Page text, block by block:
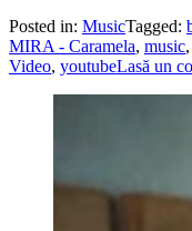
Posted in: MusicTagged:
MIRA - Caramela, music,
Video, youtubeLasă un